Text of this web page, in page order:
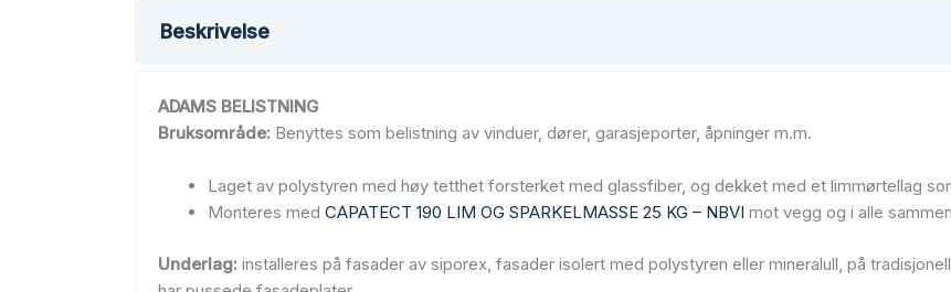
Beskrivelse
ADAMS BELISTNING
Bruksområde: Benyttes som belistning av vinduer, dører, garasjeporter, åpninger m.m.
Laget av polystyren med høy tetthet forsterket med glassfiber, og dekket med et limmørtellag
Monteres med CAPATECT 190 LIM OG SPARKELMASSE 25 KG – NBVI mot vegg og i alle
Underlag: installeres på fasader av siporex, fasader isolert med polystyren eller mineralull, på